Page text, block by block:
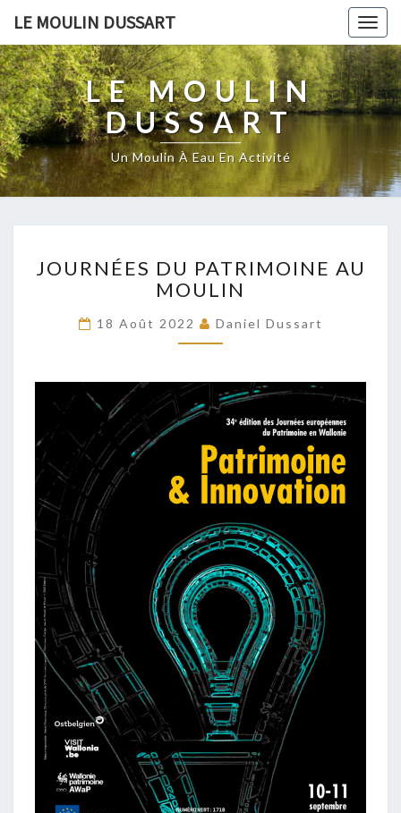
LE MOULIN DUSSART
LE MOULIN
DUSSART
Un Moulin À Eau En Activité
DU
PATRIMOINE
MOULIN
JOURNÉES DU PATRIMOINE AU
MOULIN
18 Août 2022 Daniel Dussart